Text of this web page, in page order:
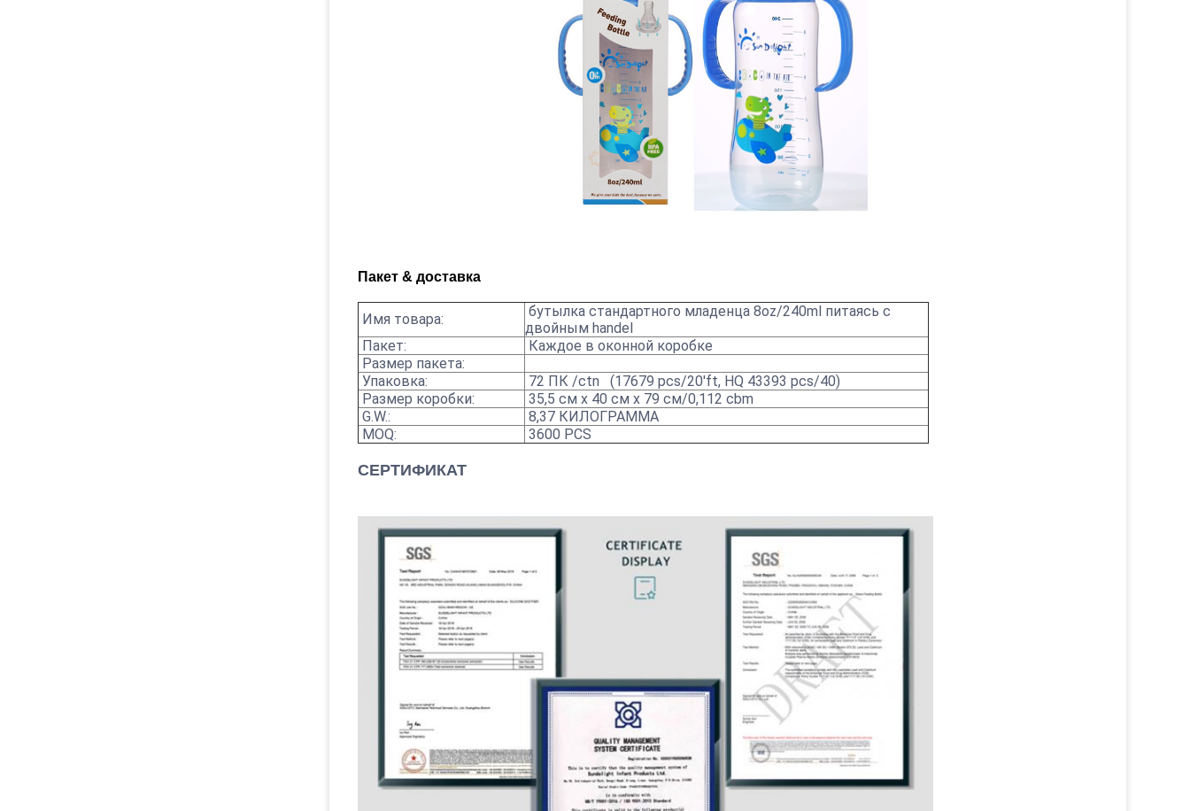
Пакет & доставка
Имя товара:
бутылка стандартного младенца 8oz/240ml питаясь с
двойным handel
Пакет:
Каждое в оконной коробке
Размер пакета:
Упаковка:
72 ПК /ctn (17679 pcs/20'ft, HQ 43393 pcs/40)
Размер коробки:
35,5 см x 40 см x 79 см/0,112 cbm
G.W.:
8,37 КИЛОГРАММА
MOQ:
3600 PCS
СЕРТИФИКАТ